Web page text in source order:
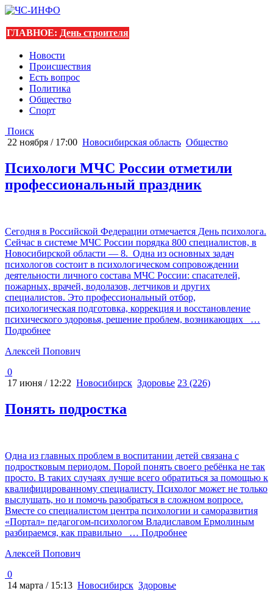
ГЛАВНОЕ: День строителя
Новости
Происшествия
Есть вопрос
Политика
Общество
Спорт
Поиск
22 ноября / 17:00 Новосибирская область Общество
Психологи МЧС России отметили
профессиональный праздник
Сегодня в Российской Федерации отмечается День психолога.
Сейчас в системе МЧС России порядка 800 специалистов, в
Новосибирской области — 8. Одна из основных задач
психологов состоит в психологическом сопровождении
деятельности личного состава МЧС России: спасателей,
пожарных, врачей, водолазов, летчиков и других
специалистов. Это профессиональный отбор,
психологическая подготовка, коррекция и восстановление
психического здоровья, решение проблем, возникающих
…
Подробнее
Алексей Попович
0
17 июня / 12:22 Новосибирск Здоровье 23 (226)
Понять подростка
Одна из главных проблем в воспитании детей связана с
подростковым периодом. Порой понять своего ребёнка не так
просто. В таких случаях лучше всего обратиться за помощью к
квалифицированному специалисту. Психолог может не только
выслушать, но и помочь разобраться в сложном вопросе.
Вместе со специалистом центра психологии и саморазвития
«Портал» педагогом-психологом Владиславом Ермолиным
разбираемся, как правильно
… Подробнее
Алексей Попович
0
14 марта / 15:13 Новосибирск Здоровье